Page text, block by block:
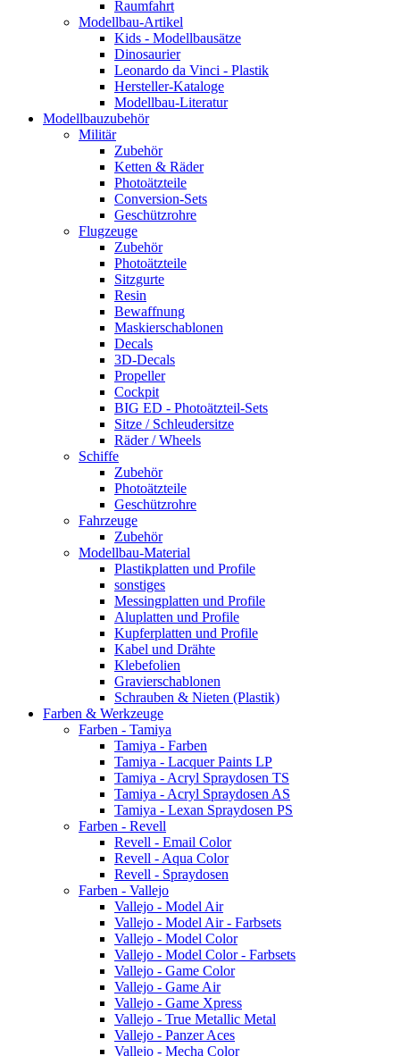
Raumfahrt
Modellbau-Artikel
Kids - Modellbausätze
Dinosaurier
Leonardo da Vinci - Plastik
Hersteller-Kataloge
Modellbau-Literatur
Modellbauzubehör
Militär
Zubehör
Ketten & Räder
Photoätzteile
Conversion-Sets
Geschützrohre
Flugzeuge
Zubehör
Photoätzteile
Sitzgurte
Resin
Bewaffnung
Maskierschablonen
Decals
3D-Decals
Propeller
Cockpit
BIG ED - Photoätzteil-Sets
Sitze / Schleudersitze
Räder / Wheels
Schiffe
Zubehör
Photoätzteile
Geschützrohre
Fahrzeuge
Zubehör
Modellbau-Material
Plastikplatten und Profile
sonstiges
Messingplatten und Profile
Aluplatten und Profile
Kupferplatten und Profile
Kabel und Drähte
Klebefolien
Gravierschablonen
Schrauben & Nieten (Plastik)
Farben & Werkzeuge
Farben - Tamiya
Tamiya - Farben
Tamiya - Lacquer Paints LP
Tamiya - Acryl Spraydosen TS
Tamiya - Acryl Spraydosen AS
Tamiya - Lexan Spraydosen PS
Farben - Revell
Revell - Email Color
Revell - Aqua Color
Revell - Spraydosen
Farben - Vallejo
Vallejo - Model Air
Vallejo - Model Air - Farbsets
Vallejo - Model Color
Vallejo - Model Color - Farbsets
Vallejo - Game Color
Vallejo - Game Air
Vallejo - Game Xpress
Vallejo - True Metallic Metal
Vallejo - Panzer Aces
Vallejo - Mecha Color